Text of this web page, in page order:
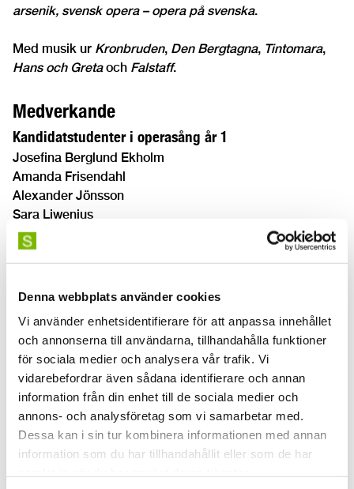
Denna webbplats använder cookies
Vi använder enhetsidentifierare för att anpassa innehållet
och annonserna till användarna, tillhandahålla funktioner
för sociala medier och analysera vår trafik. Vi
vidarebefordrar även sådana identifierare och annan
information från din enhet till de sociala medier och
annons- och analysföretag som vi samarbetar med.
Dessa kan i sin tur kombinera informationen med annan
information som du har tillhandahållit eller som de har
arsenik, svensk opera – opera på svenska.
Med musik ur Kronbruden, Den Bergtagna, Tintomara,
Hans och Gretaoch Falstaff.
Medverkande
Kandidatstudenter i operasång år 1
Josefina Berglund Ekholm
Amanda Frisendahl
Alexander Jönsson
Sara Liwenius
Isabella Rubin
Alice Sjölin
: Martin Hellström och Jaroslaw
: Fredrik Zetterström, Emma Lyrén Fernandez
: Mats Lindberg
: Cais-Marie Björnlod